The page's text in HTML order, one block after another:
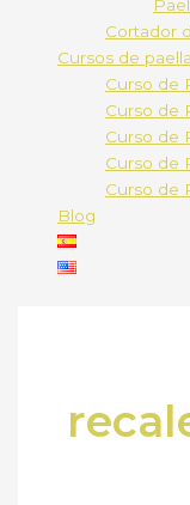
Cortador
Cursos de paella
Curso de
Curso de
Curso de
Curso de
Curso de
Blog